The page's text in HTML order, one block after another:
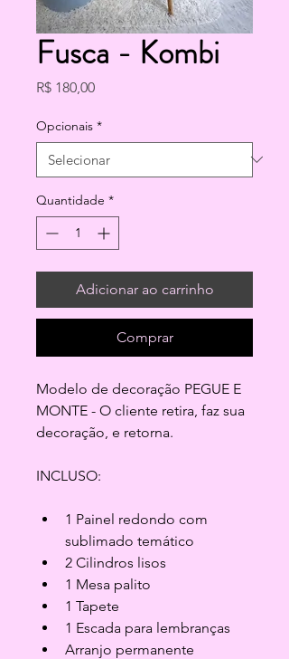
Fusca - Kombi
R$ 180,00Preço
Opcionais *
Quantidade *
Adicionar ao carrinho
Comprar
Modelo de decoração PEGUE E
MONTE - O cliente retira, faz sua
decoração, e retorna.
INCLUSO:
1 Painel redondo com
sublimado temático
2 Cilindros lisos
1 Mesa palito
1 Tapete
1 Escada para lembranças
Arranjo permanente